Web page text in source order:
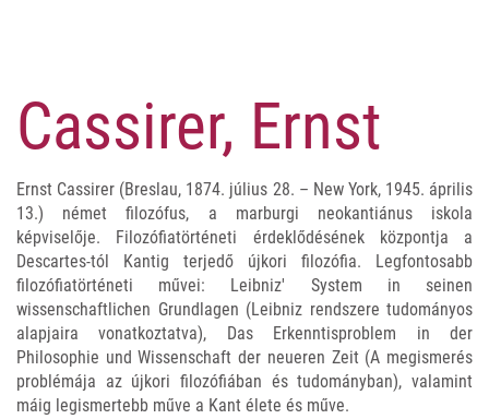
Cassirer, Ernst
Ernst Cassirer (Breslau, 1874. július 28. – New York, 1945. április
13.) német filozófus, a marburgi neokantiánus iskola
képviselője. Filozófiatörténeti érdeklődésének központja a
Descartes-tól Kantig terjedő újkori filozófia. Legfontosabb
filozófiatörténeti művei: Leibniz' System in seinen
wissenschaftlichen Grundlagen (Leibniz rendszere tudományos
alapjaira vonatkoztatva), Das Erkenntisproblem in der
Philosophie und Wissenschaft der neueren Zeit (A megismerés
problémája az újkori filozófiában és tudományban), valamint
máig legismertebb műve a Kant élete és műve.